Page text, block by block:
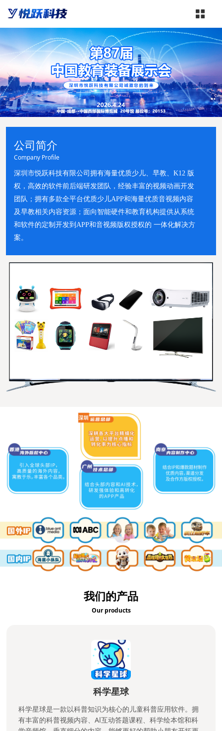
公司简介
Company Profile
深圳市悦跃科技有限公司拥有海量优质少儿、早教、K12 版
权，高效的软件前后端研发团队，经验丰富的视频动画开发
团队；拥有多款全平台优质少儿APP和海量优质音视频内容
及早教相关内容资源；面向智能硬件和教育机构提供从系统
和软件的定制开发到APP和音视频版权授权的 一体化解决方
案。
我们的产品
Our products
科学星球
科学星球是一款以科普知识为核心的儿童科普应用软件。拥
有丰富的科普视频内容、Al互动答题课程、科学绘本馆和科